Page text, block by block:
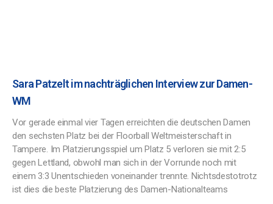
Sara Patzelt im nachträglichen Interview zur Damen-
WM
Vor gerade einmal vier Tagen erreichten die deutschen Damen
den sechsten Platz bei der Floorball Weltmeisterschaft in
Tampere. Im Platzierungsspiel um Platz 5 verloren sie mit 2:5
gegen Lettland, obwohl man sich in der Vorrunde noch mit
einem 3:3 Unentschieden voneinander trennte. Nichtsdestotrotz
ist dies die beste Platzierung des Damen-Nationalteams